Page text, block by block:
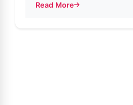
Read More